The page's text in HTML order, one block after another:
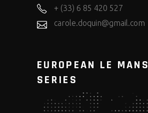
+ (33) 6 85 420 527
carole.doquin@gmail.com
EUROPEAN LE MANS
SERIES